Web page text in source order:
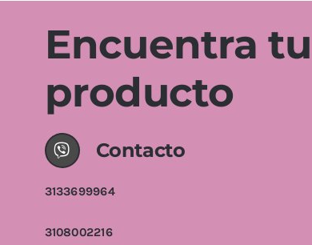
Encuentra tu
producto
Contacto
3133699964
3108002216